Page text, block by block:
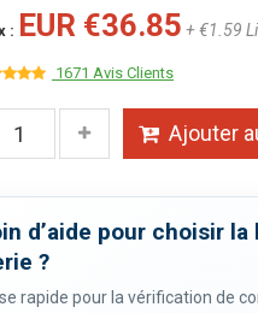
: EUR €36.85 + €1.59
1671 Avis Clients
Ajouter
d’aide pour choisir la
?
rapide pour la vérification de